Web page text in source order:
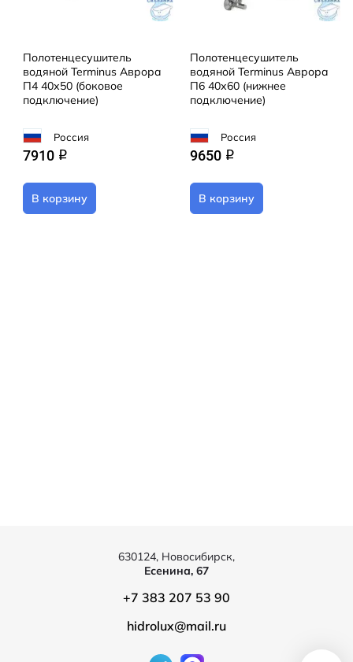
Полотенцесушитель
водяной Terminus Аврора
П4 40х50 (боковое
подключение)
Россия
7910 q
В корзину
Полотенцесушитель
водяной Terminus Аврора
П6 40х60 (нижнее
подключение)
Россия
9650 q
В корзину
630124, Новосибирск,
Есенина, 67
+7 383 207 53 90
hidrolux@mail.ru